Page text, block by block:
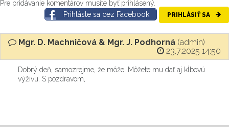
Pre pridávanie komentárov musíte byť prihlásený.
Prihláste sa cez Facebook
PRIHLÁSIŤ SA
Mgr. D. Machničová & Mgr. J. Podhorná (admin)
23.7.2025 14:50
Dobrý deň, samozrejme, že môže. Môžete mu dať aj kĺbovú
výživu. S pozdravom,